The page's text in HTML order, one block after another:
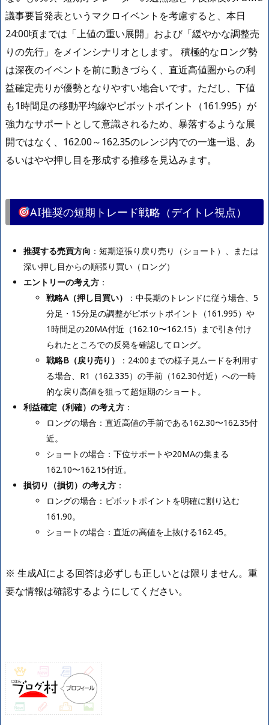
議事要旨発表というマクロイベントを考慮すると、本日
24:00頃までは「上値の重い展開」および「緩やかな調整売
りの先行」をメインシナリオとします。 積極的なロング勢
は深夜のイベントを前に動きづらく、直近高値圏からの利
益確定売りが優勢となりやすい地合いです。ただし、下値
も1時間足の移動平均線やピボットポイント（161.995）が
強力なサポートとして意識されるため、暴落するような展
開ではなく、162.00～162.35のレンジ内での一進一退、あ
るいはやや押し目を形成する推移を見込みます。
AI推奨の短期トレード戦略（デイトレ視点）
推奨する売買方向 ：短期逆張り戻り売り（ショート）、または
深い押し目からの順張り買い（ロング）
エントリーの考え方 ：
戦略A（押し目買い）
：中長期のトレンドに従う場合、5
分足・15分足の調整がピボットポイント（161.995）や
1時間足の20MA付近（162.10〜162.15）まで引き付け
られたところでの反発を確認してロング。
戦略B（戻り売り）
：24:00までの様子見ムードを利用す
る場合、R1（162.335）の手前（162.30付近）への一時
的な戻り高値を狙って超短期のショート。
利益確定（利確）の考え方 ：
ロングの場合：直近高値の手前である162.30〜162.35付
近。
ショートの場合：下位サポートや20MAの集まる
162.10〜162.15付近。
損切り（損切）の考え方 ：
ロングの場合：ピボットポイントを明確に割り込む
161.90。
ショートの場合：直近の高値を上抜ける162.45。
※ 生成AIによる回答は必ずしも正しいとは限りません。重
要な情報は確認するようにしてください。